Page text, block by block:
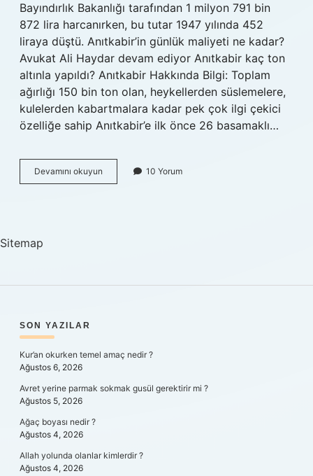
Bayındırlık Bakanlığı tarafından 1 milyon 791 bin
872 lira harcanırken, bu tutar 1947 yılında 452
liraya düştü. Anıtkabir’in günlük maliyeti ne kadar?
Avukat Ali Haydar devam ediyor Anıtkabir kaç ton
altınla yapıldı? Anıtkabir Hakkında Bilgi: Toplam
ağırlığı 150 bin ton olan, heykellerden süslemelere,
kulelerden kabartmalara kadar pek çok ilgi çekici
özelliğe sahip Anıtkabir’e ilk önce 26 basamaklı…
Devamını okuyun Anıtkabirin
Parasını
10 Yorum
Sitemap
SIDEBAR
SON YAZILAR
Kur’an okurken temel amaç nedir ?
Ağustos 6, 2026
Avret yerine parmak sokmak gusül gerektirir mi ?
Ağustos 5, 2026
Ağaç boyası nedir ?
Ağustos 4, 2026
Allah yolunda olanlar kimlerdir ?
Ağustos 4, 2026